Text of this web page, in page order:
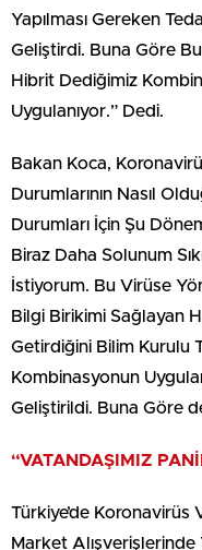
Yapılması Gereken
Geliştirdi. Buna Göre
Hibrit Dediğimiz
Uygulanıyor.” Dedi.
Bakan Koca,
Durumlarının Nasıl
Durumları İçin Şu
Biraz Daha Solunum
İstiyorum. Bu Virüse
Bilgi Birikimi Sağlayan
Getirdiğini Bilim Kurulu
Kombinasyonun
Geliştirildi. Buna Göre
“VATANDAŞIMIZ
Türkiye’de Koronavirüs
Market